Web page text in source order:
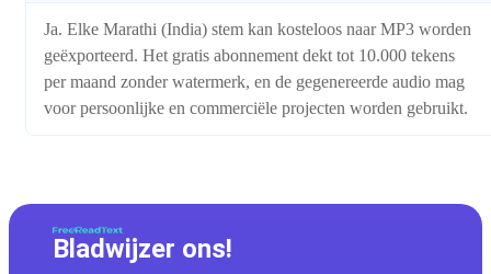
Ja. Elke Marathi (India) stem kan kosteloos naar MP3 worden
geëxporteerd. Het gratis abonnement dekt tot 10.000 tekens
per maand zonder watermerk, en de gegenereerde audio mag
voor persoonlijke en commerciële projecten worden gebruikt.
Bladwijzer ons!